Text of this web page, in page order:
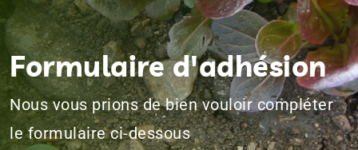
Formulaire d'adhésion
Nous vous prions de bien vouloir compléter
le formulaire ci-dessous